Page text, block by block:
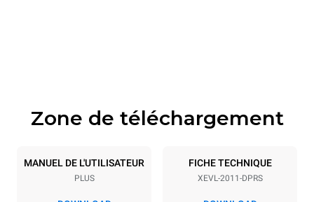
Caractéristiques de la plaque
20 GN 1/1
Espace entre les plaques
Zone de téléchargement
MANUEL DE L'UTILISATEUR
PLUS
FICHE TECHNIQUE
XEVL-2011-DPRS